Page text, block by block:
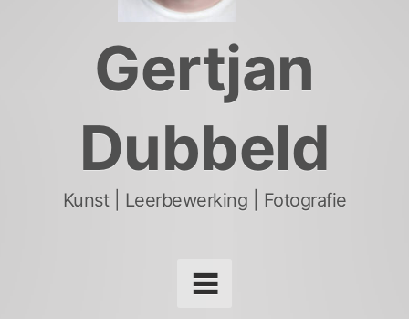
Gertjan
Dubbeld
Kunst | Leerbewerking | Fotografie